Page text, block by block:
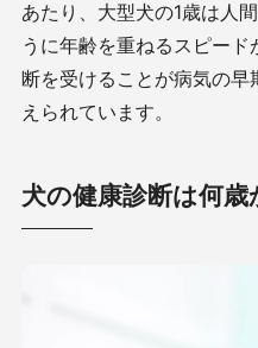
あたり、大型犬の1歳は人
うに年齢を重ねるスピー
断を受けることが病気の
えられています。
犬の健康診断は何